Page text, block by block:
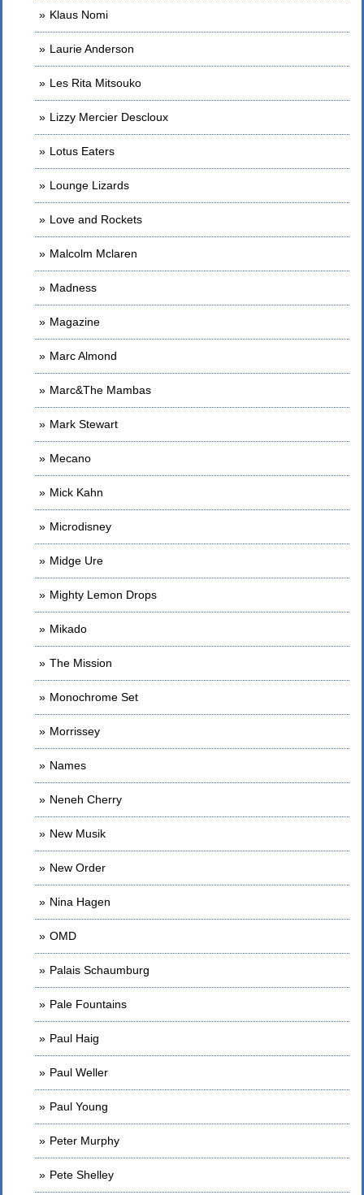
Klaus Nomi
Laurie Anderson
Les Rita Mitsouko
Lizzy Mercier Descloux
Lotus Eaters
Lounge Lizards
Love and Rockets
Malcolm Mclaren
Madness
Magazine
Marc Almond
Marc&The Mambas
Mark Stewart
Mecano
Mick Kahn
Microdisney
Midge Ure
Mighty Lemon Drops
Mikado
The Mission
Monochrome Set
Morrissey
Names
Neneh Cherry
New Musik
New Order
Nina Hagen
OMD
Palais Schaumburg
Pale Fountains
Paul Haig
Paul Weller
Paul Young
Peter Murphy
Pete Shelley